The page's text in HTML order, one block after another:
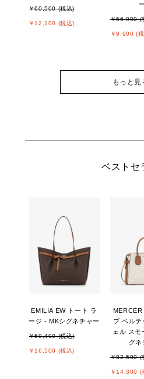
￥60,500 (税込)
￥12,100 (税込)
￥66,000 (
￥9,900 (
もっと見
ベストセ
EMILIA EW トート ラ
ージ - MKシグネチャー
￥59,400 (税込)
￥16,500 (税込)
MERCER
プ ベルテ
ェル スモ
グネ
￥82,500 (
￥14,300 (